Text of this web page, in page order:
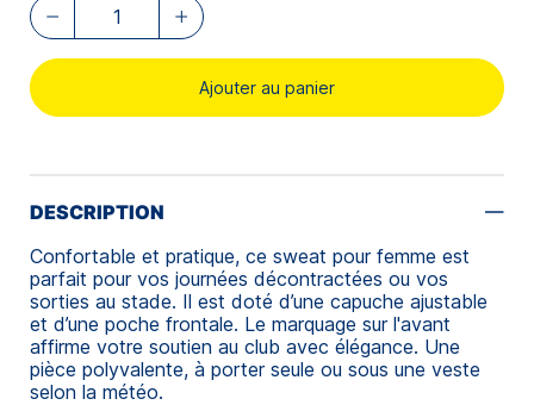
Ajouter au panier
DESCRIPTION
Confortable et pratique, ce sweat pour femme est
parfait pour vos journées décontractées ou vos
sorties au stade. Il est doté d’une capuche ajustable
et d’une poche frontale. Le marquage sur l'avant
affirme votre soutien au club avec élégance. Une
pièce polyvalente, à porter seule ou sous une veste
selon la météo.